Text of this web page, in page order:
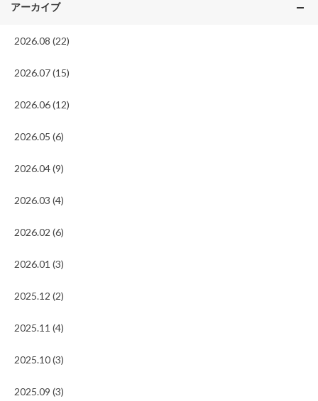
アーカイブ
2026.08 (22)
2026.07 (15)
2026.06 (12)
2026.05 (6)
2026.04 (9)
2026.03 (4)
2026.02 (6)
2026.01 (3)
2025.12 (2)
2025.11 (4)
2025.10 (3)
2025.09 (3)